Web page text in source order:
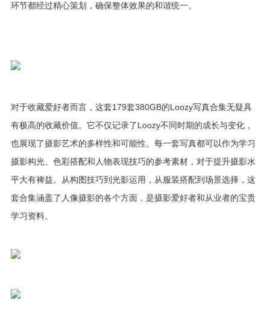
环节都经过精心策划，确保整体效果的和谐统一。
对于收藏爱好者而言，这套179套380GB的Loozy写真合集无疑具
有极高的收藏价值。它不仅记录了Loozy不同时期的成长与变化，
也展现了摄影艺术的多样性和可能性。每一套写真都可以作为学习
摄影构光、色彩搭配和人物表现技巧的参考素材，对于提升摄影水
平大有裨益。从构图技巧到光影运用，从服装搭配到场景选择，这
套合集涵盖了人像摄影的各个方面，是摄影爱好者和从业者的宝贵
学习资料。